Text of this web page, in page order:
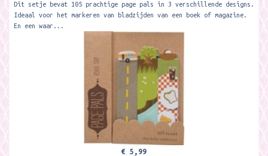
Dit setje bevat 105 prachtige page pals in 3 verschillende designs.
Ideaal voor het markeren van bladzijden van een boek of magazine.
En een waar...
€ 5,99